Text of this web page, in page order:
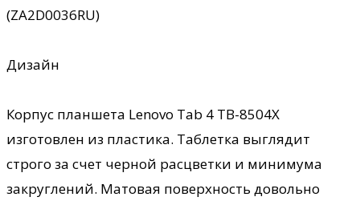
(ZA2D0036RU)
Дизайн
Корпус планшета Lenovo Tab 4 TB-8504X
изготовлен из пластика. Таблетка выглядит
строго за счет черной расцветки и минимума
закруглений. Матовая поверхность довольно